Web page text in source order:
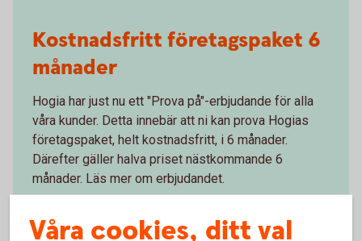
Kostnadsfritt företagspaket 6
månader
Hogia har just nu ett "Prova på"-erbjudande för alla
våra kunder. Detta innebär att ni kan prova Hogias
företagspaket, helt kostnadsfritt, i 6 månader.
Därefter gäller halva priset nästkommande 6
månader. Läs mer om erbjudandet.
Hogia företagspaket - "Prova på"-erbjudande
för våra kunder
Våra cookies, ditt val